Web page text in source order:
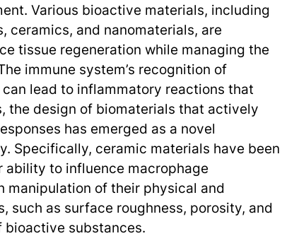
Various bioactive materials, including
ceramics, and nanomaterials, are
tissue regeneration while managing the
immune system’s recognition of
lead to inflammatory reactions that
the design of biomaterials that actively
has emerged as a novel
Specifically, ceramic materials have been
ability to influence macrophage
manipulation of their physical and
such as surface roughness, porosity, and
substances.